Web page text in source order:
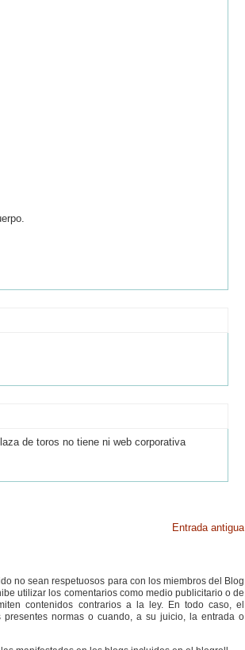
de toros no tiene ni web corporativa
Entrada antigua
no sean respetuosos para con los miembros del Blog
utilizar los comentarios como medio publicitario o de
contenidos contrarios a la ley. En todo caso, el
normas o cuando, a su juicio, la entrada o